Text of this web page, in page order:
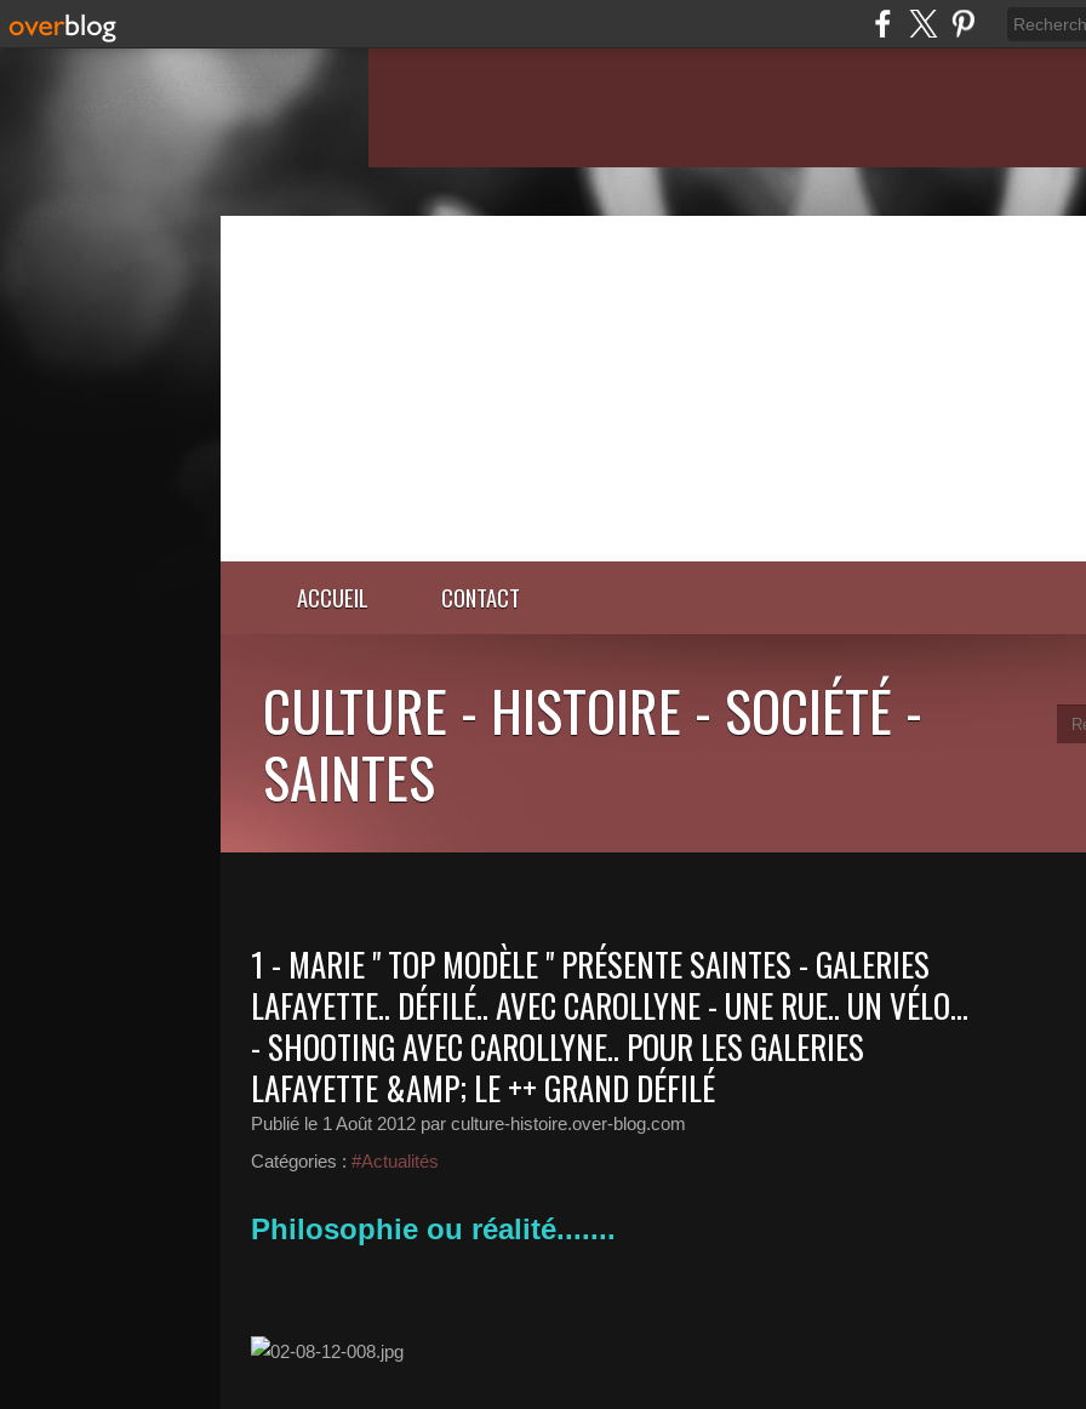
ACCUEIL CONTACT
CULTURE - HISTOIRE - SOCIÉTÉ -
SAINTES
1 - MARIE " TOP MODÈLE " PRÉSENTE SAINTES - GALERIES
LAFAYETTE.. DÉFILÉ.. AVEC CAROLLYNE - UNE RUE.. UN VÉLO...
- SHOOTING AVEC CAROLLYNE.. POUR LES GALERIES
LAFAYETTE &AMP; LE ++ GRAND DÉFILÉ
Publié le 1 Août 2012 par culture-histoire.over-blog.com
Catégories : #Actualités
Philosophie ou réalité.......